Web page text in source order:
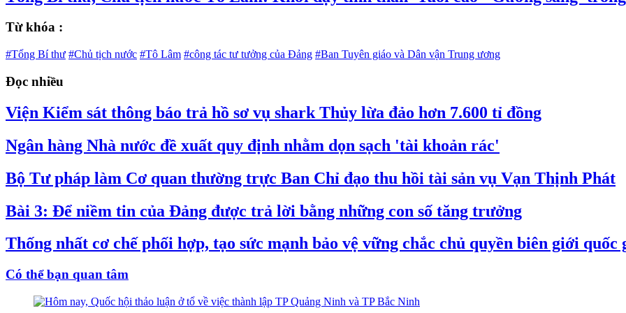
Từ khóa :
#Tổng Bí thư #Chủ tịch nước #Tô Lâm #công tác tư tưởng của Đảng #Ban Tuyên giáo và Dân vận Trung ương
Đọc nhiều
Viện Kiểm sát thông báo trả hồ sơ vụ shark Thủy lừa đảo hơn 7.600 tỉ đồng
Ngân hàng Nhà nước đề xuất quy định nhằm dọn sạch 'tài khoản rác'
Bộ Tư pháp làm Cơ quan thường trực Ban Chỉ đạo thu hồi tài sản vụ Vạn Thịnh Phát
Bài 3: Để niềm tin của Đảng được trả lời bằng những con số tăng trưởng
Thống nhất cơ chế phối hợp, tạo sức mạnh bảo vệ vững chắc chủ quyền biên giới quốc
Có thể bạn quan tâm